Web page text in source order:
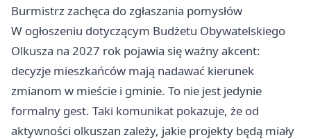
Burmistrz zachęca do zgłaszania pomysłów
W ogłoszeniu dotyczącym Budżetu Obywatelskiego
Olkusza na 2027 rok pojawia się ważny akcent:
decyzje mieszkańców mają nadawać kierunek
zmianom w mieście i gminie. To nie jest jedynie
formalny gest. Taki komunikat pokazuje, że od
aktywności olkuszan zależy, jakie projekty będą miały